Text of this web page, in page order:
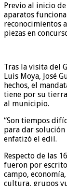
Previo al inicio
aparatos
reconocimientos
piezas en
Tras la visita del
Luis Moya, José
hechos, el
tiene por su
al municipio.
“Son tiempos
para dar solución
enfatizó el edil.
Respecto de las
fueron por
campo,
cultura, grupos